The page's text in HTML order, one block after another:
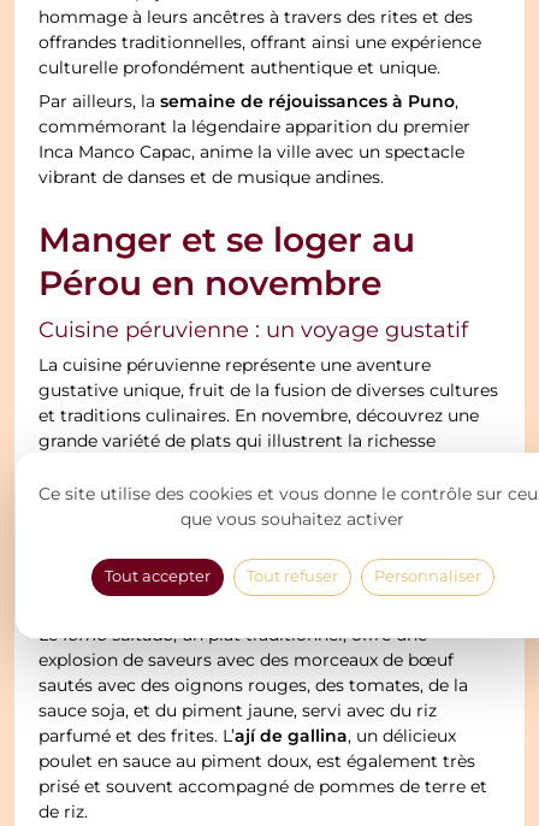
hommage à leurs ancêtres à travers des rites et des
offrandes traditionnelles, offrant ainsi une expérience
culturelle profondément authentique et unique.
Par ailleurs, lasemaine de réjouissances à Puno,
commémorant la légendaire apparition du premier
Inca Manco Capac, anime la ville avec un spectacle
vibrant de danses et de musique andines.
Manger et se loger au
Pérou en novembre
Cuisine péruvienne : un voyage gustatif
La cuisine péruvienne représente une aventure
gustative unique, fruit de la fusion de diverses cultures
et traditions culinaires. En novembre, découvrez une
grande variété de plats qui illustrent la richesse
Le ceviche, plat national par excellence, est une
spécialité à ne pas manquer. Préparé avec du poisson
accompagné de maïs, de patates douces et de
cornichons.
Lelomo saltado, un plat traditionnel, offre une
explosion de saveurs avec des morceaux de bœuf
sautés avec des oignons rouges, des tomates, de la
sauce soja, et du piment jaune, servi avec du riz
parfumé et des frites. L’ají de gallina, un délicieux
poulet en sauce au piment doux, est également très
prisé et souvent accompagné de pommes de terre et
de riz.
Ce site utilise des cookies et vous donne le contrôle sur
que vous souhaitez activer
Tout accepter Tout refuser Personnaliser